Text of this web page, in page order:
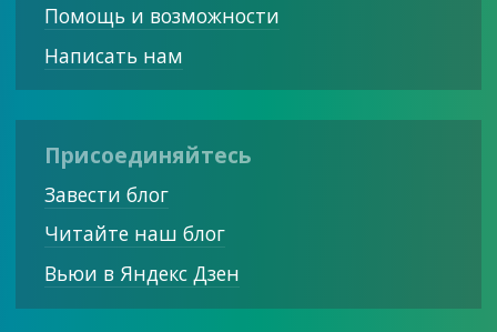
Помощь и возможности
Написать нам
Присоединяйтесь
Завести блог
Читайте наш блог
Вьюи в Яндекс Дзен